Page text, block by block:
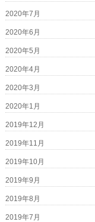
2020年7月
2020年6月
2020年5月
2020年4月
2020年3月
2020年1月
2019年12月
2019年11月
2019年10月
2019年9月
2019年8月
2019年7月